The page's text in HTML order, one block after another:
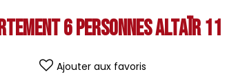
6 personnes Altaïr 11
Ajouter aux favoris